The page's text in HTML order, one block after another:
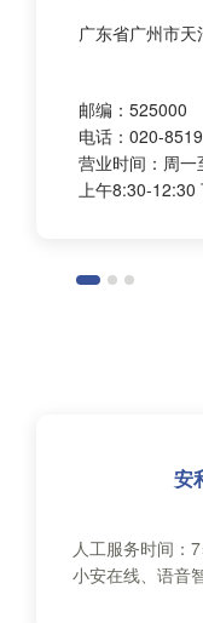
广东省广州市
邮编：525000
电话：020-
营业时间：周一
上午8:30-
安
人工服务时间：
小安在线、语音